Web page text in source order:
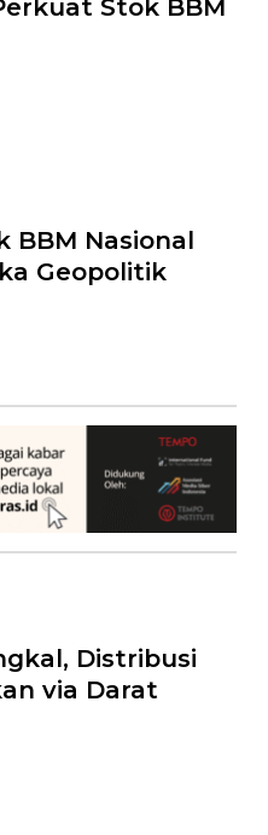
Stok BBM
BBM Nasional
Geopolitik
Distribusi
via Darat